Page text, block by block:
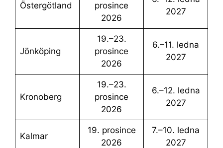
Östergötland
prosince
2026
2027
Jönköping
19.–23.
prosince
2026
6.–11. ledna
2027
Kronoberg
19.–23.
prosince
2026
6.–12. ledna
2027
Kalmar
19. prosince
2026
7.–10. ledna
2027